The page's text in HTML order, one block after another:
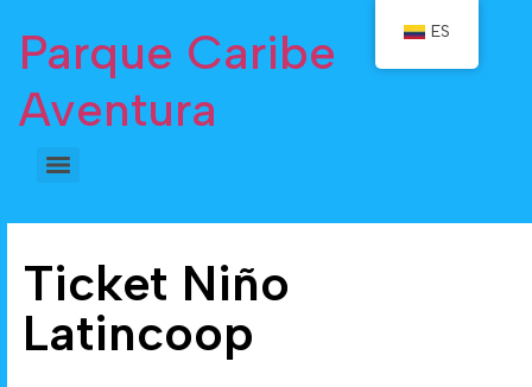
Parque Caribe
Aventura
Ticket Niño
Latincoop
ES